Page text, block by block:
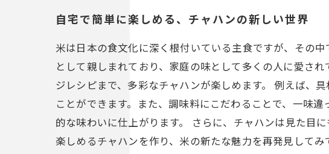
自宅で簡単に楽しめる、チャハンの新しい世界
米は日本の食文化に深く根付いている主食ですが、その
として親しまれており、家庭の味として多くの人に愛さ
ジレシピまで、多彩なチャハンが楽しめます。 例えば、
ことができます。また、調味料にこだわることで、一味
的な味わいに仕上がります。 さらに、チャハンは見た目
楽しめるチャハンを作り、米の新たな魅力を再発見してみ